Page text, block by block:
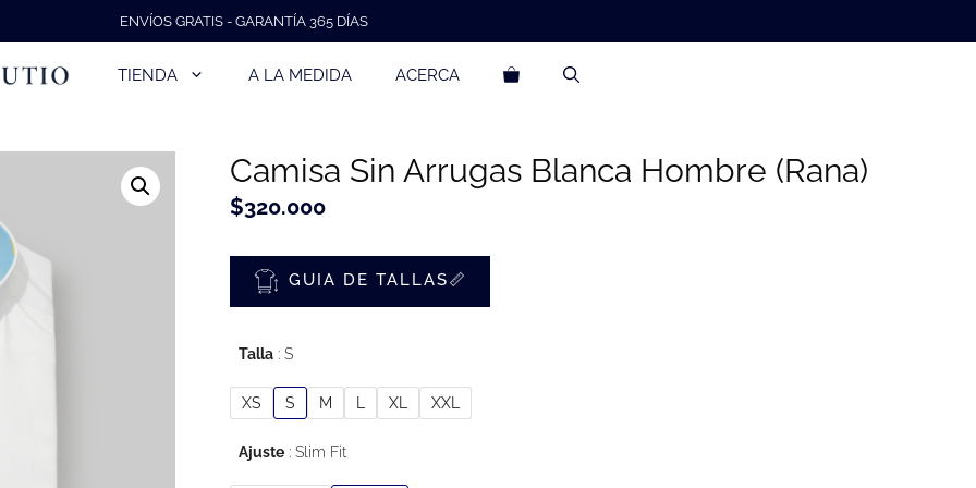
ENVÍOS GRATIS - GARANTÍA 365 DÍAS
TIENDA A LA MEDIDA ACERCA
Camisa Sin Arrugas Blanca Hombre (Rana)
$320.000
GUIA DE TALLAS📏
Talla S
XS S M XL XXL
Ajuste Slim Fit